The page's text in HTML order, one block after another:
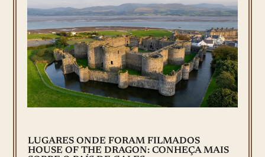
LUGARES ONDE FORAM FILMADOS
HOUSE OF THE DRAGON: CONHEÇA MAIS